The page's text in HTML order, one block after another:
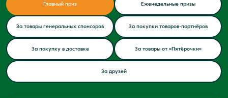
Главный приз Еженедельные призы
За товары генеральных спонсоров За покупки товаров-партнёров
За покупку в доставке За товары от «Пятёрочки»
За друзей